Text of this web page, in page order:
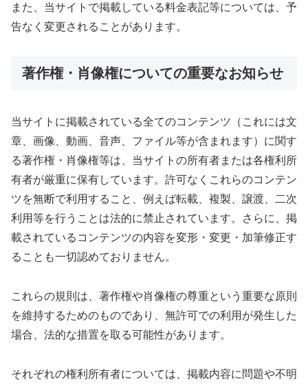
また、当サイトで掲載している料金表記等については、予
告なく変更されることがあります。
著作権・肖像権についての重要なお知らせ
当サイトに掲載されている全てのコンテンツ（これには文
章、画像、動画、音声、ファイル等が含まれます）に関す
る著作権・肖像権等は、当サイトの所有者または各権利所
有者が厳重に保有しています。許可なくこれらのコンテン
ツを無断で利用すること、例えば転載、複製、譲渡、二次
利用等を行うことは法的に禁止されています。さらに、掲
載されているコンテンツの内容を変形・変更・加筆修正す
ることも一切認めておりません。
これらの規則は、著作権や肖像権の尊重という重要な原則
を維持するためのものであり、無許可での利用が発生した
場合、法的な措置を取る可能性があります。
それぞれの権利所有者については、掲載内容に問題や不明